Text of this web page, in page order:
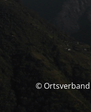
© Ortsverband